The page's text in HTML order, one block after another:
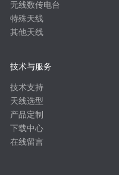
无线数传电台
特殊天线
其他天线
技术与服务
技术支持
天线选型
产品定制
下载中心
在线留言